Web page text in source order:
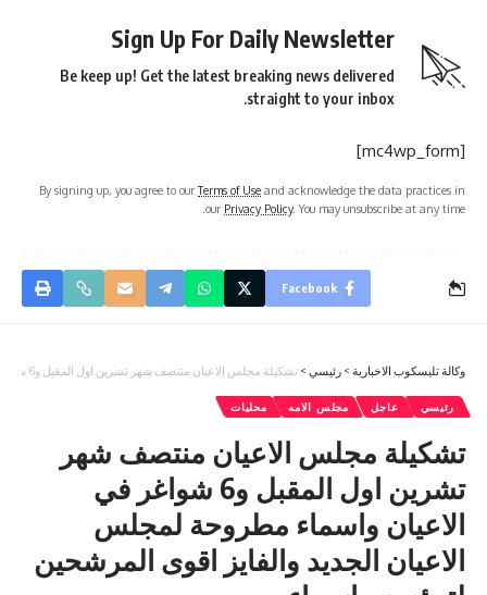
Sign Up For Daily Newsletter
Be keep up! Get the latest breaking news delivered
straight to your inbox.
[mc4wp_form]
By signing up, you agree to ourTerms of Use and acknowledge the data practices in
our Privacy Policy. You may unsubscribe at any time.
Facebook
وكالة تليسكوب الاخبارية > رئيسي > تشكيلة مجلس الاعيان منتصف شهر تشرين اول المقبل و6 شواغر في الاعيان واسماء مطروحة لمجلس الاعيان الجديد والفايز اقوى المرشحين لترؤسه ..اسماء
رئيسي عاجل مجلس الامه محليات
تشكيلة مجلس الاعيان منتصف شهر
تشرين اول المقبل و6 شواغر في
الاعيان واسماء مطروحة لمجلس
الاعيان الجديد والفايز اقوى المرشحين